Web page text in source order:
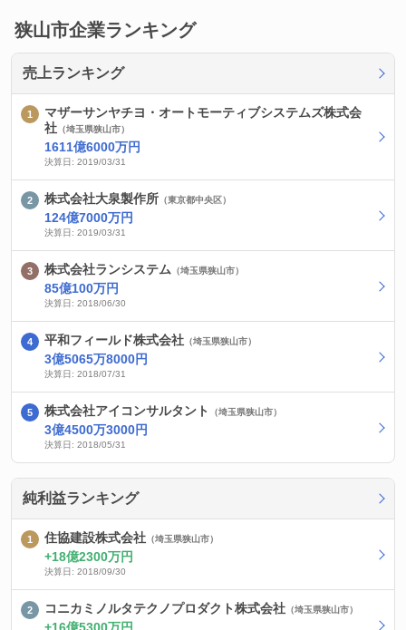
狭山市企業ランキング
売上ランキング
マザーサンヤチヨ・オートモーティブシステムズ株式会
社 （埼玉県狭山市）
1611億6000万円
決算日: 2019/03/31
株式会社大泉製作所 （東京都中央区）
124億7000万円
決算日: 2019/03/31
株式会社ランシステム （埼玉県狭山市）
85億100万円
決算日: 2018/06/30
平和フィールド株式会社 （埼玉県狭山市）
3億5065万8000円
決算日: 2018/07/31
株式会社アイコンサルタント （埼玉県狭山市）
3億4500万3000円
決算日: 2018/05/31
純利益ランキング
住協建設株式会社 （埼玉県狭山市）
18億2300万円
決算日: 2018/09/30
コニカミノルタテクノプロダクト株式会社 （埼玉県狭山市）